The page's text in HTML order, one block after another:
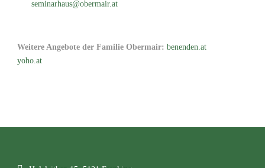
seminarhaus@obermair.at
Weitere Angebote der Familie Obermair: benenden.at
yoho.at